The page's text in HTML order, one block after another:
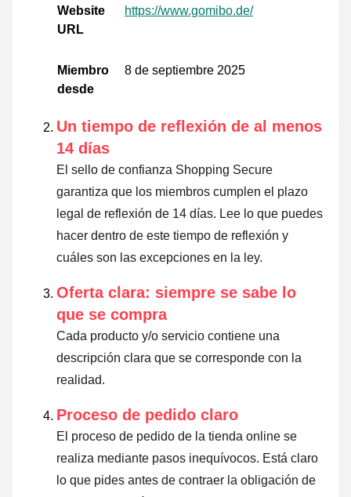
Website
URL
https://www.gomibo.de/
Miembro
desde
8 de septiembre 2025
Un tiempo de reflexión de al menos
14 días
El sello de confianza Shopping Secure
garantiza que los miembros cumplen el plazo
legal de reflexión de 14 días. Lee lo que puedes
hacer dentro de este tiempo de reflexión y
cuáles son las excepciones en la ley.
Oferta clara: siempre se sabe lo
que se compra
Cada producto y/o servicio contiene una
descripción clara que se corresponde con la
realidad.
Proceso de pedido claro
El proceso de pedido de la tienda online se
realiza mediante pasos inequívocos. Está claro
lo que pides antes de contraer la obligación de